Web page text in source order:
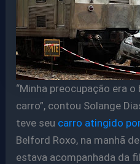
“Minha preocupação era
carro”, contou Solange
teve seu carro atingido
Belford Roxo, na manhã
estava acompanhada da